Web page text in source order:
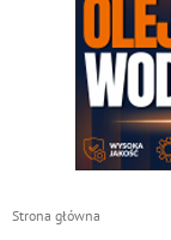
Strona główna